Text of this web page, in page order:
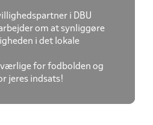
i DBU
om at synliggøre
i det lokale
for fodbolden og
jeres indsats!